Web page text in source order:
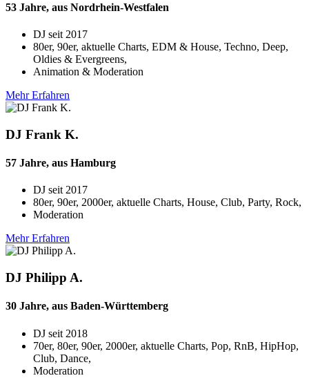
53 Jahre, aus Nordrhein-Westfalen
DJ seit 2017
80er, 90er, aktuelle Charts, EDM & House, Techno, Deep,
Oldies & Evergreens,
Animation & Moderation
Mehr Erfahren
DJ Frank K.
57 Jahre, aus Hamburg
DJ seit 2017
80er, 90er, 2000er, aktuelle Charts, House, Club, Party, Rock,
Moderation
Mehr Erfahren
DJ Philipp A.
30 Jahre, aus Baden-Württemberg
DJ seit 2018
70er, 80er, 90er, 2000er, aktuelle Charts, Pop, RnB, HipHop,
Club, Dance,
Moderation